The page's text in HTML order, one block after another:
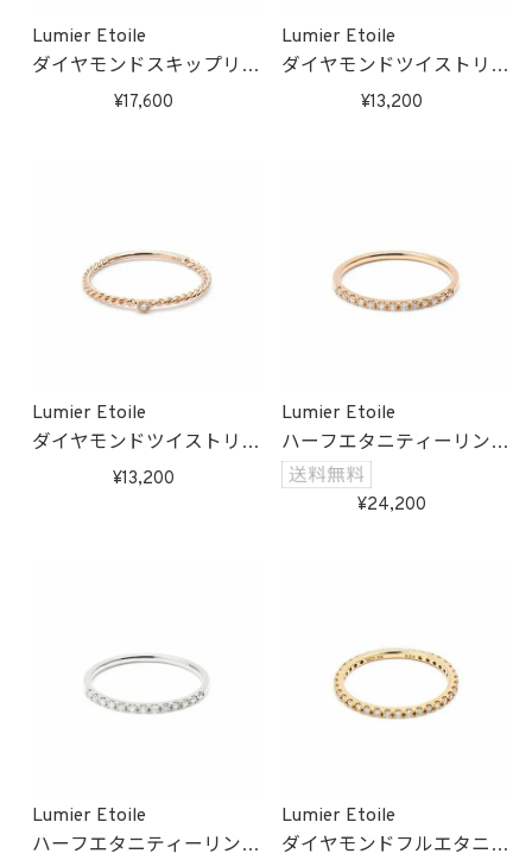
Lumier Etoile
ダイヤモンドスキップリン
グ(ホワイトゴールド)
17,600
Lumier Etoile
ダイヤモンドツイストリン
グ(ゴールド)13,200
Lumier Etoile
ダイヤモンドツイストリン
グ(ピンクゴールド)
13,200
Lumier Etoile
ハーフエタニティーリング
(ピンクゴールド)
24,200
Lumier Etoile
ハーフエタニティーリング
Lumier Etoile
ダイヤモンドフルエタニテ